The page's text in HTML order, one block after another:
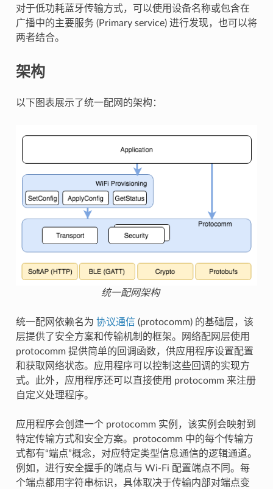
对于低功耗蓝牙传输方式，可以使用设备名称或包含在
广播中的主要服务 (Primary service) 进行发现，也可以将
两者结合。
架构
以下图表展示了统一配网的架构：
统一配网架构
统一配网依赖名为 协议通信(protocomm) 的基础层，该
层提供了安全方案和传输机制的框架。网络配网层使用
protocomm 提供简单的回调函数，供应用程序设置配置
和获取网络状态。应用程序可以控制这些回调的实现方
式。此外，应用程序还可以直接使用 protocomm 来注册
自定义处理程序。
应用程序会创建一个 protocomm 实例，该实例会映射到
特定传输方式和安全方案。protocomm 中的每个传输方
式都有“端点”概念，对应特定类型信息通信的逻辑通道。
例如，进行安全握手的端点与 Wi-Fi 配置端点不同。每
个端点都用字符串标识，具体取决于传输内部对端点变